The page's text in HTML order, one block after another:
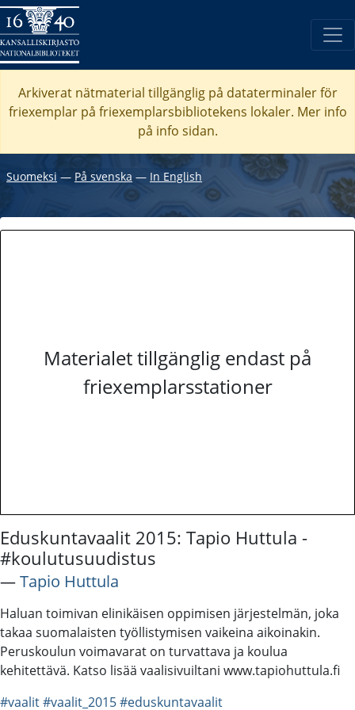
Arkiverat nätmaterial tillgänglig på dataterminaler för
friexemplar på friexemplarsbibliotekens lokaler. Mer info
på info sidan.
Suomeksi ― På svenska ― In English
Materialet tillgänglig endast på
friexemplarsstationer
Eduskuntavaalit 2015: Tapio Huttula -
#koulutusuudistus
―Tapio Huttula
Haluan toimivan elinikäisen oppimisen järjestelmän, joka
takaa suomalaisten työllistymisen vaikeina aikoinakin.
Peruskoulun voimavarat on turvattava ja koulua
kehitettävä. Katso lisää vaalisivuiltani www.tapiohuttula.fi
#vaalit#vaalit_2015#eduskuntavaalit